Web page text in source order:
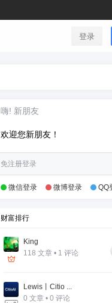
登录
嗨! 新朋友
欢迎您新朋友！
免注册登录
微信登录 微博登录 QQ
财富排行
King
118 文章 • 1 评论
Lewis丨Citio ...
0 文章 • 0 评论